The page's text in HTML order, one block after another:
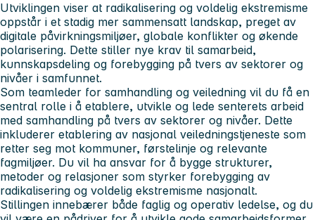
Utviklingen viser at radikalisering og voldelig ekstremisme
oppstår i et stadig mer sammensatt landskap, preget av
digitale påvirkningsmiljøer, globale konflikter og økende
polarisering. Dette stiller nye krav til samarbeid,
kunnskapsdeling og forebygging på tvers av sektorer og
nivåer i samfunnet.
Som teamleder for samhandling og veiledning vil du få en
sentral rolle i å etablere, utvikle og lede senterets arbeid
med samhandling på tvers av sektorer og nivåer. Dette
inkluderer etablering av nasjonal veiledningstjeneste som
retter seg mot kommuner, førstelinje og relevante
fagmiljøer. Du vil ha ansvar for å bygge strukturer,
metoder og relasjoner som styrker forebygging av
radikalisering og voldelig ekstremisme nasjonalt.
Stillingen innebærer både faglig og operativ ledelse, og du